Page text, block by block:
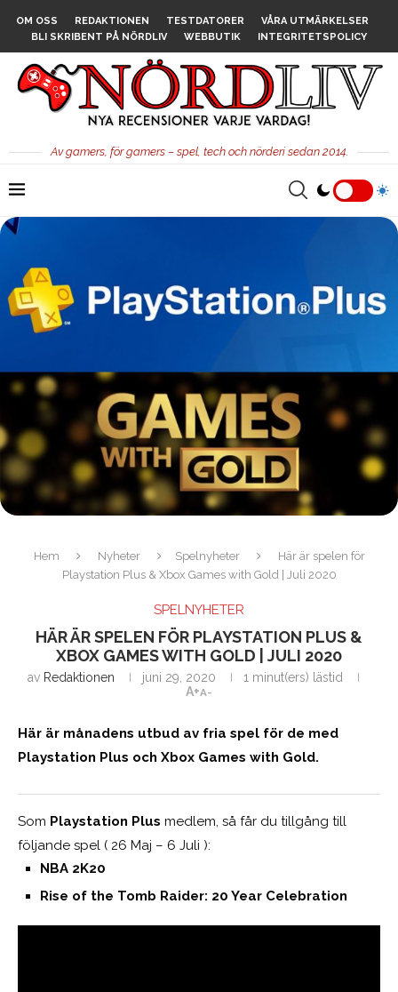
OM OSS REDAKTIONEN TESTDATORER
VÅRA UTMÄRKELSER
BLI SKRIBENT PÅ NÖRDLIV
WEBBUTIK INTEGRITETSPOLICY
Av gamers, för gamers – spel, tech och nörderi sedan 2014.
Hem Nyheter Spelnyheter
Här är spelen för
Playstation Plus & Xbox Games with Gold | Juli 2020
SPELNYHETER
HÄR ÄR SPELEN FÖR PLAYSTATION PLUS &
XBOX GAMES WITH GOLD | JULI 2020
av Redaktionen juni 29, 2020
1 minut(ers) lästid
A+A-
Här är månadens utbud av fria spel för de med
Playstation Plus och Xbox Games with Gold.
Som Playstation Plus medlem, så får du tillgång till
följande spel ( 26 Maj – 6 Juli ):
NBA 2K20
Rise of the Tomb Raider: 20 Year Celebration